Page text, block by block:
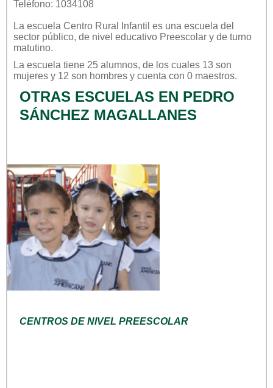
Teléfono: 1034108
La escuela Centro Rural Infantil es una escuela del
sector público, de nivel educativo Preescolar y de turno
matutino.
La escuela tiene 25 alumnos, de los cuales 13 son
mujeres y 12 son hombres y cuenta con 0 maestros.
OTRAS ESCUELAS EN PEDRO
SÁNCHEZ MAGALLANES
CENTROS DE NIVEL PREESCOLAR